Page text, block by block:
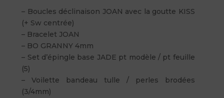
– Boucles déclinaison JOAN avec la goutte KISS
(+ Sw centrée)
– Bracelet JOAN
– BO GRANNY 4mm
– Set d’épingle base JADE pt modèle / pt feuille
(5)
– Voilette bandeau tulle / perles brodées
(3/4mm)